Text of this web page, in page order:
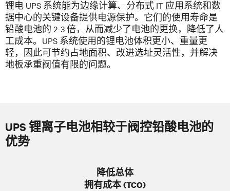
U锂搭配，轻松加倍
锂电 UPS 系统能为边缘计算、分布式 IT 应用系统和数
据中心的关键设备提供电源保护。它们的使用寿命是
铅酸电池的 2-3 倍，从而减少了电池的更换，降低了人
工成本。UPS 系统使用的锂电池体积更小、重量更
轻，因此可节约占地面积、改进选址灵活性，并解决
地板承重阀值有限的问题。
UPS 锂离子电池相较于阀控铅酸电池的
优势
降低总体
拥有成本 (TCO)